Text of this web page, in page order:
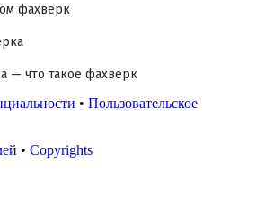
фахверк
— что такое фахверк
• Пользовательское
• Copyrights